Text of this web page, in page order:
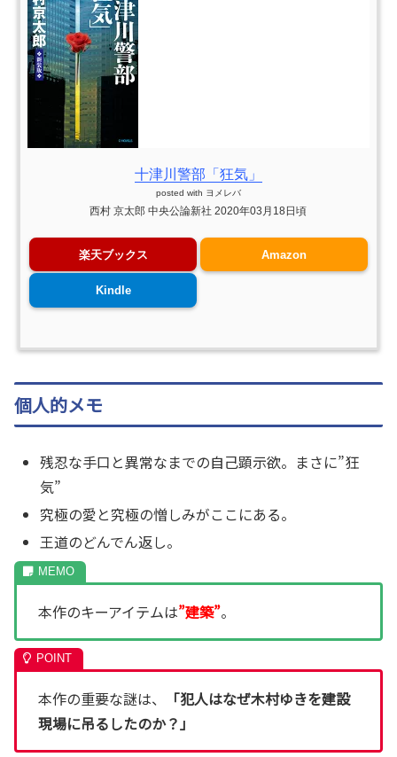
十津川警部「狂気」
posted with ヨメレバ
西村 京太郎 中央公論新社 2020年03月18日頃
楽天ブックス Amazon
Kindle
個人的メモ
残忍な手口と異常なまでの自己顕示欲。まさに”狂
気”
究極の愛と究極の憎しみがここにある。
王道のどんでん返し。
本作のキーアイテムは”建築”。
本作の重要な謎は、
「犯人はなぜ木村ゆきを建設
現場に吊るしたのか？」